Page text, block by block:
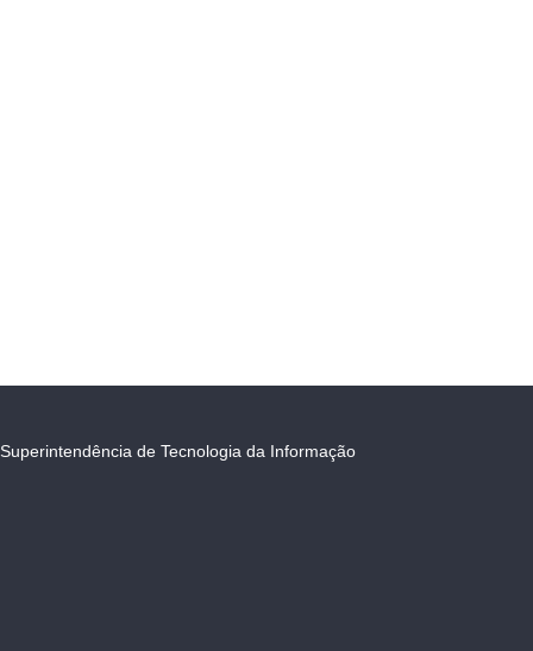
Superintendência de Tecnologia da Informação